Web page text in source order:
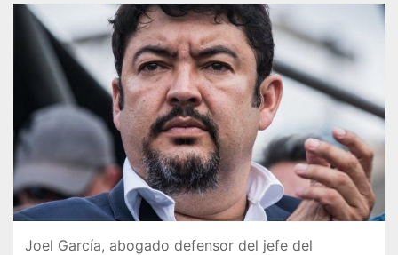
Joel García, abogado defensor del jefe del